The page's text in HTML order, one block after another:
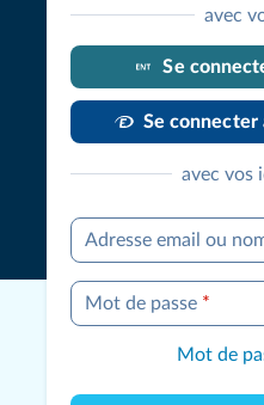
avec
Se
Se connecter
avec vos
Adresse email ou
Mot de passe *
Mot de